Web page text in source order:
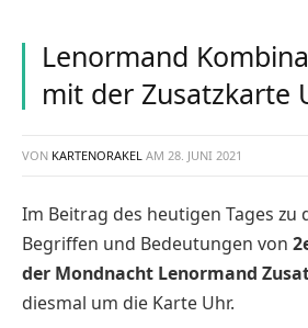
Lenormand
mit der Zusatzkarte
VON KARTENORAKEL AM 28. JUNI 2021
Im Beitrag des heutigen Tages
Begriffen und Bedeutungen von
der Mondnacht Lenormand
diesmal um die Karte Uhr.